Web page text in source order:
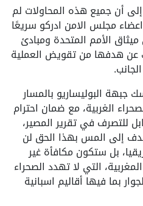
أن جميع هذه المحاولات لم
مجلس الامن ادركو سريعًا
الأمم المتحدة ومبادئ
عن هدفها من تقويض العملية
جبهة البوليساريو بالمسار
الغربية، مع ضمان احترام
للتصرف في تقرير المصير،
إلى المس بهذا الحق لن
بل ستكون مكافأة غير
التي لا تهدد الصحراء
بما فيها أقاليم اسبانية